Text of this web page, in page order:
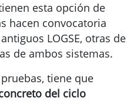
esta opción de
hacen convocatoria
LOGSE, otras de
de ambos sistemas.
tiene que
del ciclo